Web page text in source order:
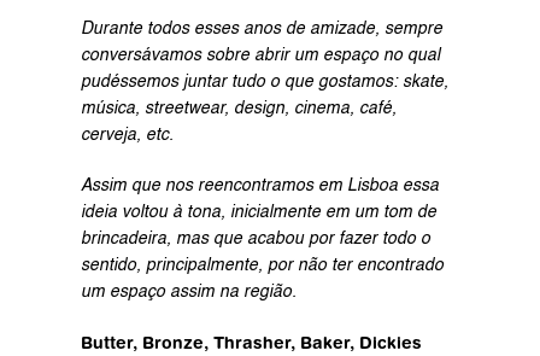
Durante todos esses anos de amizade, sempre
conversávamos sobre abrir um espaço no qual
pudéssemos juntar tudo o que gostamos: skate,
música, streetwear, design, cinema, café,
cerveja, etc.
Assim que nos reencontramos em Lisboa essa
ideia voltou à tona, inicialmente em um tom de
brincadeira, mas que acabou por fazer todo o
sentido, principalmente, por não ter encontrado
um espaço assim na região.
Butter, Bronze, Thrasher, Baker, Dickies